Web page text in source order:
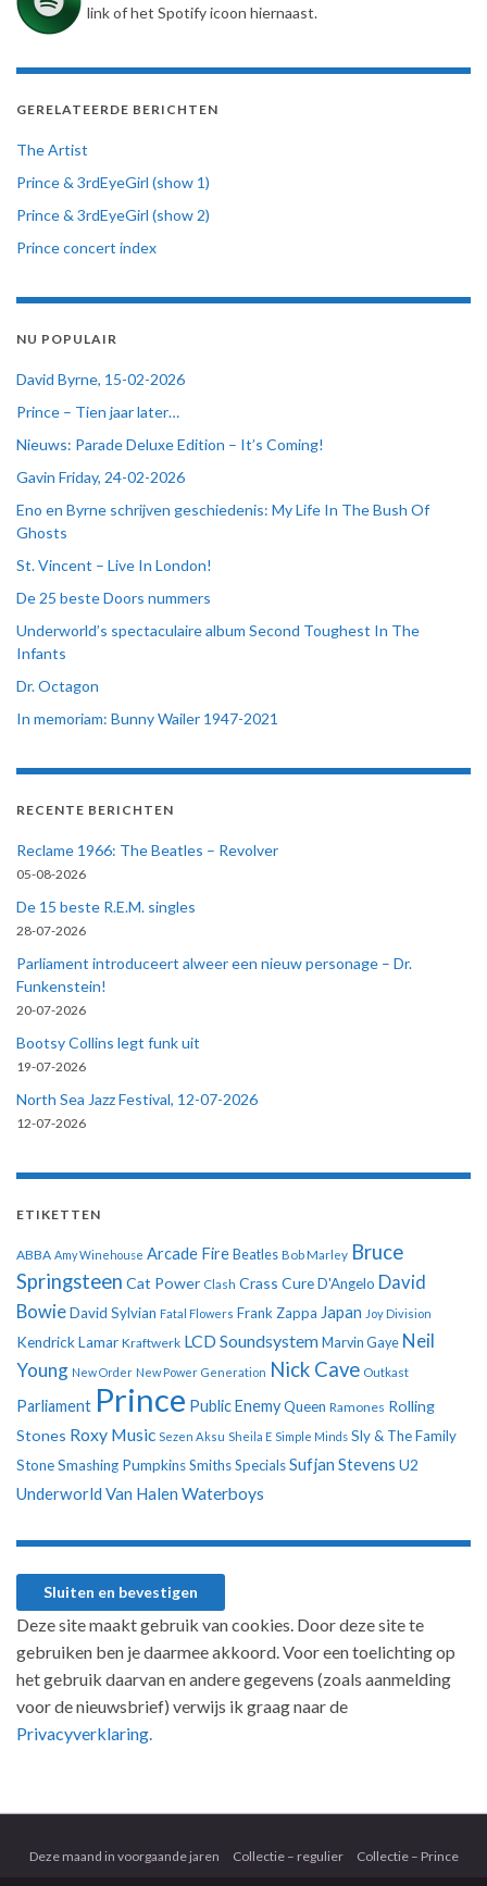
link of het Spotify icoon hiernaast.
GERELATEERDE BERICHTEN
The Artist
Prince & 3rdEyeGirl (show 1)
Prince & 3rdEyeGirl (show 2)
Prince concert index
NU POPULAIR
David Byrne, 15-02-2026
Prince – Tien jaar later…
Nieuws: Parade Deluxe Edition – It’s Coming!
Gavin Friday, 24-02-2026
Eno en Byrne schrijven geschiedenis: My Life In The Bush Of
Ghosts
St. Vincent – Live In London!
De 25 beste Doors nummers
Underworld’s spectaculaire album Second Toughest In The
Infants
Dr. Octagon
In memoriam: Bunny Wailer 1947-2021
RECENTE BERICHTEN
Reclame 1966: The Beatles – Revolver
05-08-2026
De 15 beste R.E.M. singles
28-07-2026
Parliament introduceert alweer een nieuw personage – Dr.
Funkenstein!
20-07-2026
Bootsy Collins legt funk uit
19-07-2026
North Sea Jazz Festival, 12-07-2026
12-07-2026
ETIKETTEN
ABBA Amy Winehouse Arcade Fire Beatles Bob Marley Bruce
Springsteen Cat Power Clash Crass CureD'Angelo David
BowieDavid Sylvian Fatal Flowers Frank Zappa Japan Joy Division
Kendrick Lamar Kraftwerk LCD Soundsystem Marvin Gaye Neil
Young New Order New Power Generation Nick Cave Outkast
Parliament Prince Public EnemyQueen Ramones Rolling
Stones Roxy Music Sezen Aksu Sheila E Simple Minds Sly & The Family
StoneSmashing PumpkinsSmithsSpecialsSufjan Stevens U2
Underworld Van Halen Waterboys
Deze site maakt gebruik van cookies. Door deze site te
gebruiken ben je daarmee akkoord. Voor een toelichting op
het gebruik daarvan en andere gegevens (zoals aanmelding
voor de nieuwsbrief) verwijs ik graag naar de
Privacyverklaring.
Deze maand in voorgaande jaren Collectie – regulier Collectie – Prince